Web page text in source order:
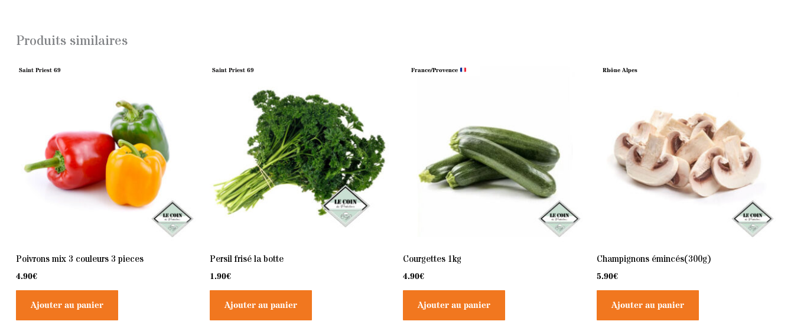
Produits similaires
Saint Priest 69
Poivrons mix 3 couleurs 3 pieces
4.90€
Ajouter au panier
Saint Priest 69
Persil frisé la botte
1.90€
Ajouter au panier
France/Provence
Courgettes 1kg
4.90€
Ajouter au panier
Rhône Alpes
Champignons émincés(300g)
5.90€
Ajouter au panier